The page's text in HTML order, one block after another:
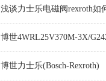
浅谈力士乐电磁阀rexroth如
博世4WRL25V370M-3X/
博世力士乐(Bosch-Rexroth)